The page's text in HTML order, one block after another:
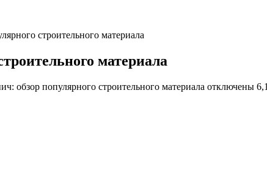
строительного материала
материала
обзор популярного строительного материала отключены